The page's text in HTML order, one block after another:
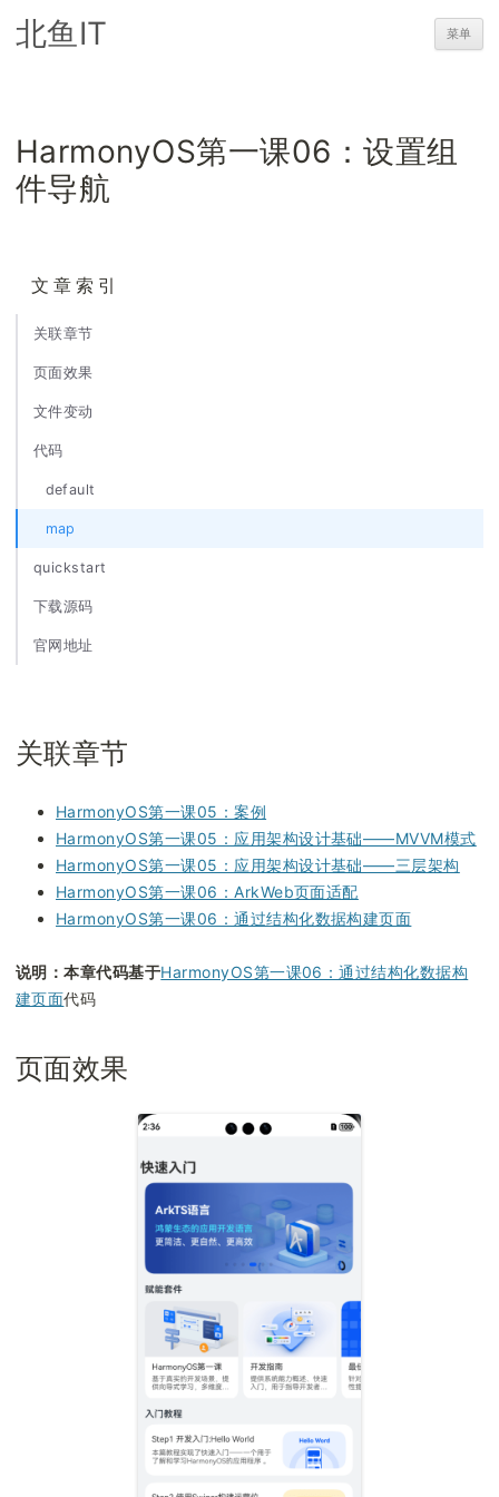
北鱼IT 菜单
HarmonyOS第一课06：设置组
件导航
文章索引
关联章节
页面效果
文件变动
代码
default
map
quickstart
下载源码
官网地址
关联章节
HarmonyOS第一课05：案例
HarmonyOS第一课05：应用架构设计基础——MVVM模式
HarmonyOS第一课05：应用架构设计基础——三层架构
HarmonyOS第一课06：ArkWeb页面适配
HarmonyOS第一课06：通过结构化数据构建页面
说明：本章代码基于HarmonyOS第一课06：通过结构化数据构
建页面代码
页面效果